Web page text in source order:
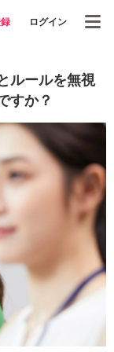
ログイン
ルールを無視
すか？